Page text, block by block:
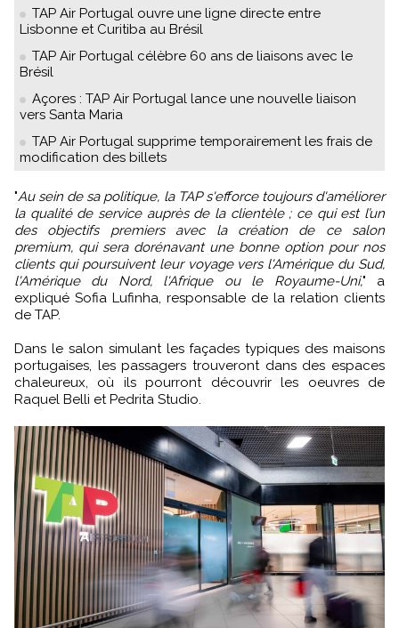
TAP Air Portugal ouvre une ligne directe entre
Lisbonne et Curitiba au Brésil
TAP Air Portugal célèbre 60 ans de liaisons avec le
Brésil
Açores : TAP Air Portugal lance une nouvelle liaison
vers Santa Maria
TAP Air Portugal supprime temporairement les frais de
modification des billets
"Au sein de sa politique, la TAP s'efforce toujours d'améliorer
la qualité de service auprès de la clientèle ; ce qui est l’un
des objectifs premiers avec la création de ce salon
premium, qui sera dorénavant une bonne option pour nos
clients qui poursuivent leur voyage vers l'Amérique du Sud,
l'Amérique du Nord, l'Afrique ou le Royaume-Uni," a
expliqué Sofia Lufinha, responsable de la relation clients
de TAP.
Dans le salon simulant les façades typiques des maisons
portugaises, les passagers trouveront dans des espaces
chaleureux, où ils pourront découvrir les oeuvres de
Raquel Belli et Pedrita Studio.